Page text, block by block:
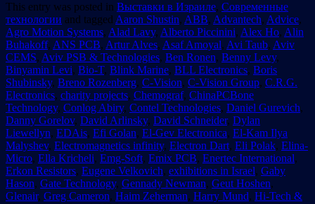
This entry was posted in Выставки в Израиле, Современные
технологии and tagged Aaron Shustin, ABB, Advantech, Advice,
Agro Motion Systems, Alad Lavy, Alberto Piccinini, Alex Ho, Alin
Buhakoff, ANS PCB, Artur Alves, Asaf Amoyal, Avi Taub, Aviv
CEMS, Aviv PSB & Technologies, Ben Ronen, Benny Levy,
Binyamin Levi, Bio-T, Blink Marine, BLL Electronics, Boris
Shubinsky, Breno Rozenberg, C-Vision, C-Vision Group, C.R.G.
Electronics, charity projects, Chemograf, ChinaPCBone
Technology, Conlog Abiry, Contel Technologies, Daniel Gurevich,
Danny Gorelov, David Arlinsky, David Schneider, Dylan
Liewellyn, EDAis, Efi Golan, El-Gev Electronica, El-Kam Ilya
Malyshev, Electromagnetics infinity, Electron Dart, Eli Polak, Elina-
Micro, Ella Kricheli, Emg-Soft, Emix PCB, Enertec International,
Erkon Resistors, Eugene Velkovich, exhibitions in Israel, Gaby
Hason, Gate Technology, Gennady Newman, Geut Hoshen,
Glenair, Greg Cameron, Haim Zeherman, Harry Mund, Hi-Tech &